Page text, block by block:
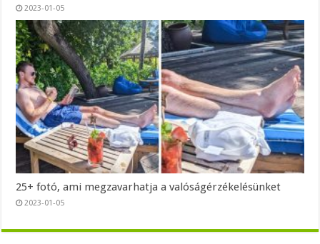
2023-01-05
25+ fotó, ami megzavarhatja a valóságérzékelésünket
2023-01-05